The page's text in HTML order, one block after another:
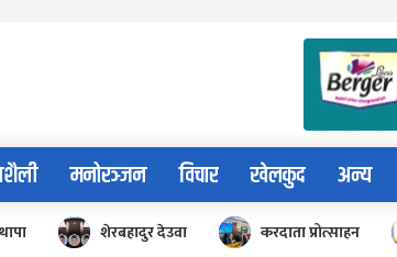
मनोरञ्जन विचार खेलकुद अन्य
शेरबहादुर देउवा करदाता प्रोत्साहन